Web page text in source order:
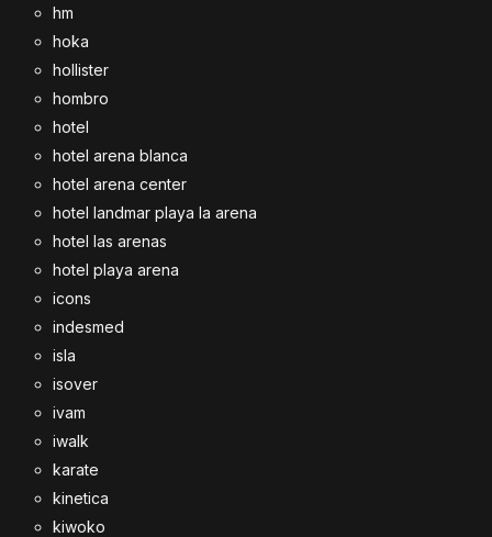
hm
hoka
hollister
hombro
hotel
hotel arena blanca
hotel arena center
hotel landmar playa la arena
hotel las arenas
hotel playa arena
icons
indesmed
isla
isover
ivam
iwalk
karate
kinetica
kiwoko